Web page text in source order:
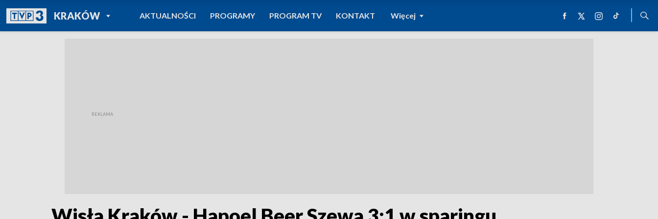
KRAKÓWPOWRÓT DO
TVP REGIONY
AKTUALNOŚCI PROGRAMY PROGRAM TV KONTAKT Więcej